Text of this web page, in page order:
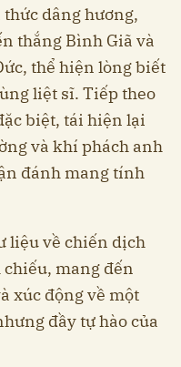
dâng hương,
thắng Bình Giã và
thể hiện lòng biết
liệt sĩ. Tiếp theo
biệt, tái hiện lại
và khí phách anh
đánh mang tính
liệu về chiến dịch
mang đến
xúc động về một
đầy tự hào của